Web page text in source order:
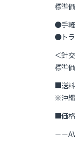
標準
●手
●トラ
＜針
標準
■送料
※沖縄
■価格
－－